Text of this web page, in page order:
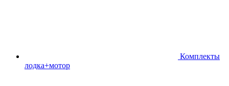
Комплекты
лодка+мотор